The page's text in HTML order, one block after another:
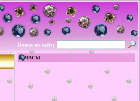
Поиск по сайту
ЧАСЫ